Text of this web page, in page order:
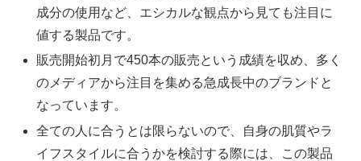
成分の使用など、エシカルな観点から見ても注目に
値する製品です。
販売開始初月で450本の販売という成績を収め、多く
のメディアから注目を集める急成長中のブランドと
なっています。
全ての人に合うとは限らないので、自身の肌質やラ
イフスタイルに合うかを検討する際には、この製品